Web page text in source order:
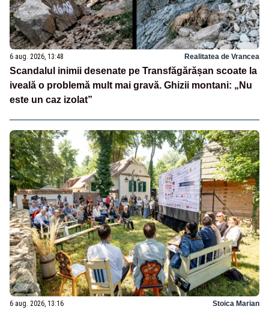
6 aug. 2026, 13:48 Realitatea de Vrancea
Scandalul inimii desenate pe Transfăgărășan scoate la
iveală o problemă mult mai gravă. Ghizii montani: „Nu
este un caz izolat”
6 aug. 2026, 13:16 Stoica Marian